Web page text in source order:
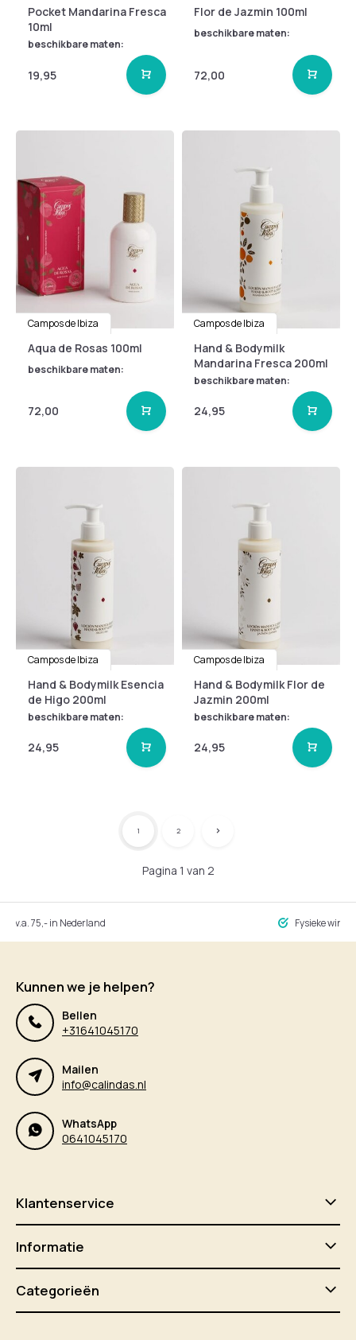
Pocket Mandarina Fresca
10ml
beschikbare maten:
19,95
Flor de Jazmin 100ml
beschikbare maten:
72,00
Campos de Ibiza
Aqua de Rosas 100ml
beschikbare maten:
72,00
Campos de Ibiza
Hand & Bodymilk
Mandarina Fresca 200ml
beschikbare maten:
24,95
Campos de Ibiza
Hand & Bodymilk Esencia
de Higo 200ml
beschikbare maten:
24,95
Campos de Ibiza
Hand & Bodymilk Flor de
Jazmin 200ml
beschikbare maten:
24,95
Pagina 1 van 2
1 2
v.a. 75,- in Nederland Fysieke
Kunnen we je helpen?
Bellen
+31641045170
Mailen
info@calindas.nl
WhatsApp
0641045170
Klantenservice
Informatie
Categorieën